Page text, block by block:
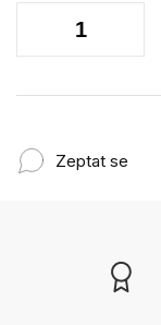
Zeptat se